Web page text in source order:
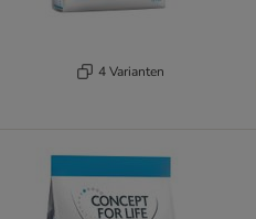
4 Varianten